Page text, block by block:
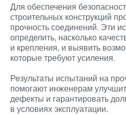
Для обеспечения
строительных конструкций
прочность соединений. Эти
определить, насколько
и крепления, и выявить
которые требуют усиления.
Результаты испытаний на
помогают инженерам
дефекты и гарантировать
в условиях эксплуатации.